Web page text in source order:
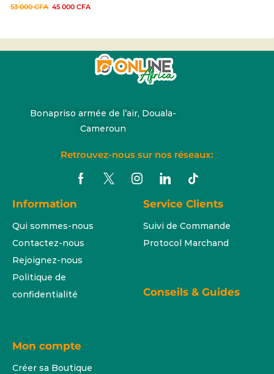
53 000CFA 45 000 CFA
Bonapriso armée de l’air, Douala-
Cameroun
Retrouvez-nous sur nos réseaux:
Information
Qui sommes-nous
Contactez-nous
Rejoignez-nous
Politique de
confidentialité
Service Clients
Suivi de Commande
Protocol Marchand
Conseils & Guides
Mon compte
Créer sa Boutique